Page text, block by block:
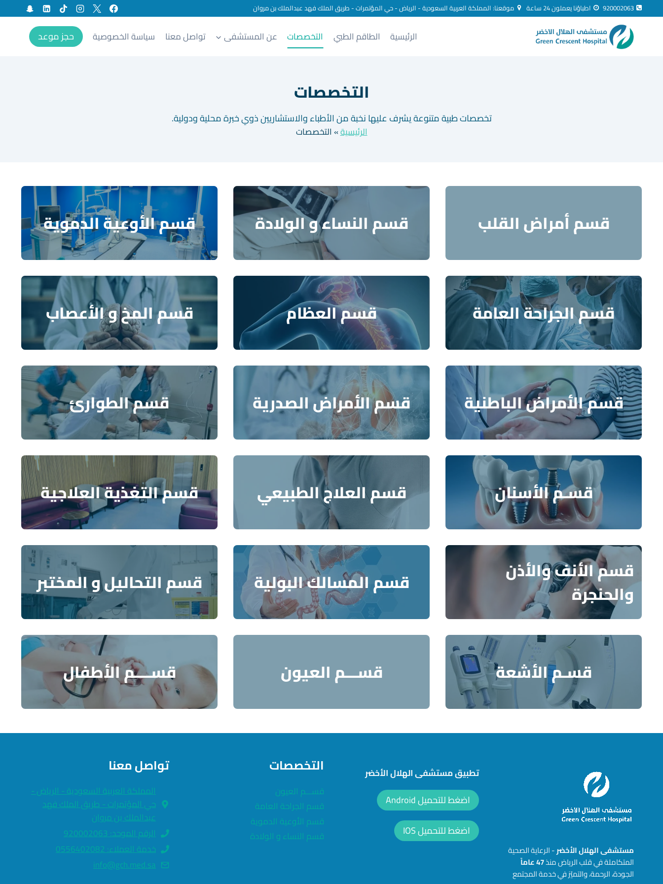
إلى
المحتوى
920002063 اطباؤنا يعملون 24 ساعة موقعنا: المملكة العربية السعودية - الرياض - حي المؤتمرات - طريق الملك فهد عبدالملك بن مروان
الرئيسية الطاقم الطبي التخصصات عن المستشفى تواصل معنا سياسة الخصوصية حجز موعد
التخصصات
تخصصات طبية متنوعة يشرف عليها نخبة من الأطباء والاستشاريين ذوي خبرة محلية ودولية.
الرئيسية»التخصصات
قسم أمراض القلب قسم النساء و الولادة قسم الأوعية الدموية
قسم الجراحة العامة قسم العظام قسم المخ و الأعصاب
قسم الأمراض الباطنية قسم الأمراض الصدرية قسم الطوارئ
قسـم الأسنان قسم العلاج الطبيعي قسم التغذية العلاجية
قسم الأنف والأذن
والحنجرة
قسم المسالك البولية قسم التحاليل و المختبر
قسـم الأشعة قســـم العيون قســــم الأطفال
مستشفى الهلال الأخضر- الرعاية الصحية
المتكاملة في قلب الرياض منذ47عاماً
الجودة، الرحمة، والتميّز في خدمة المجتمع
تطبيق مستشفى الهلال الأخضر
اضغط للتحميل Android
اضغط للتحميل IOS
التخصصات
قســـم العيون
قسم الجراحة العامة
قسم الأوعية الدموية
قسم النساء و الولادة
تواصل معنا
المملكة العربية السعودية - الرياض -
حي المؤتمرات - طريق الملك فهد
عبدالملك بن مروان
الرقم الموحد: 920002063
خدمة العملاء: 0556402082
info@gch.med.sa